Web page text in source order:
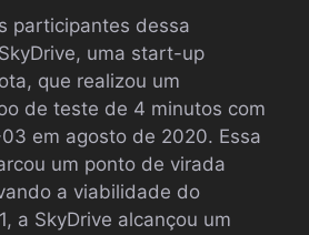
participantes dessa
uma start-up
que realizou um
de teste de 4 minutos com
em agosto de 2020. Essa
um ponto de virada
a viabilidade do
a SkyDrive alcançou um